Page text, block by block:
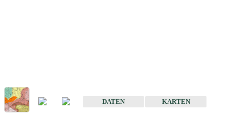
DATEN
KARTEN